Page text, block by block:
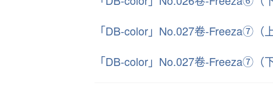
「DB-color」No.027卷-Freeza⑦（上
「DB-color」No.027卷-Freeza⑦（下